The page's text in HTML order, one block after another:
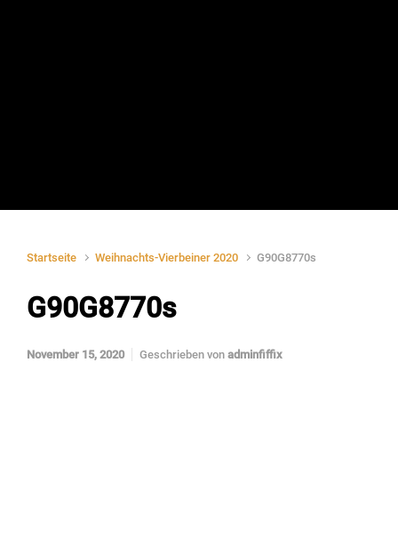
Startseite Weihnachts-Vierbeiner 2020 G90G8770s
G90G8770s
November 15, 2020 Geschrieben von adminfiffix